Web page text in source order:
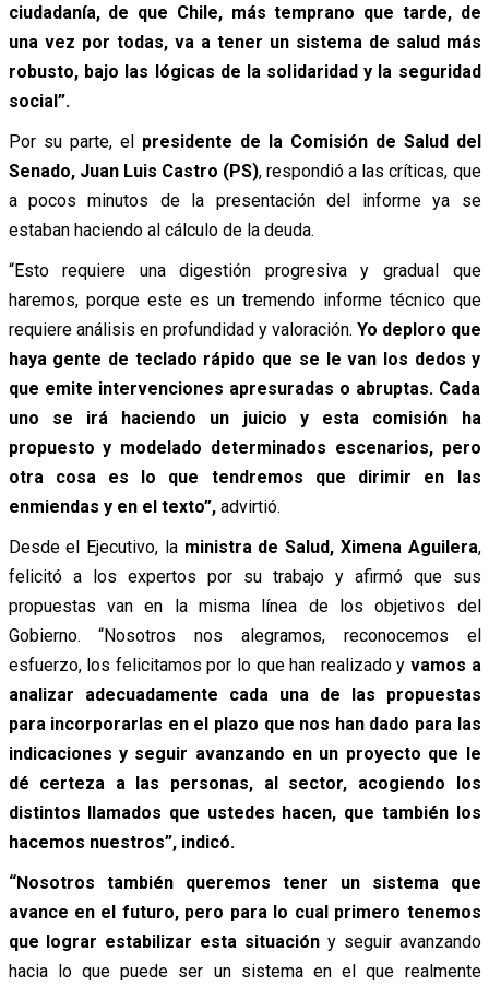
ciudadanía, de que Chile, más temprano que tarde, de
una vez por todas, va a tener un sistema de salud más
robusto, bajo las lógicas de la solidaridad y la seguridad
social”.
Por su parte, el presidente de la Comisión de Salud del
Senado, Juan Luis Castro (PS), respondió a las críticas, que
a pocos minutos de la presentación del informe ya se
estaban haciendo al cálculo de la deuda.
“Esto requiere una digestión progresiva y gradual que
haremos, porque este es un tremendo informe técnico que
requiere análisis en profundidad y valoración. Yo deploro que
haya gente de teclado rápido que se le van los dedos y
que emite intervenciones apresuradas o abruptas. Cada
uno se irá haciendo un juicio y esta comisión ha
propuesto y modelado determinados escenarios, pero
otra cosa es lo que tendremos que dirimir en las
enmiendas y en el texto”,advirtió.
Desde el Ejecutivo, laministra de Salud, Ximena Aguilera,
felicitó a los expertos por su trabajo y afirmó que sus
propuestas van en la misma línea de los objetivos del
Gobierno. “Nosotros nos alegramos, reconocemos el
esfuerzo, los felicitamos por lo que han realizado y vamos a
analizar adecuadamente cada una de las propuestas
para incorporarlas en el plazo que nos han dado para las
indicaciones y seguir avanzando en un proyecto que le
dé certeza a las personas, al sector, acogiendo los
distintos llamados que ustedes hacen, que también los
hacemos nuestros”, indicó.
“Nosotros también queremos tener un sistema que
avance en el futuro, pero para lo cual primero tenemos
que lograr estabilizar esta situacióny seguir avanzando
hacia lo que puede ser un sistema en el que realmente